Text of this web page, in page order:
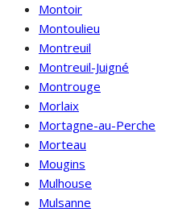
Montoir
Montoulieu
Montreuil
Montreuil-Juigné
Montrouge
Morlaix
Mortagne-au-Perche
Morteau
Mougins
Mulhouse
Mulsanne